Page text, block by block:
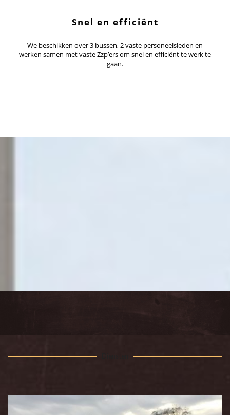
Snel en efficiënt
We beschikken over 3 bussen, 2 vaste personeelsleden en
werken samen met vaste Zzp’ers om snel en efficiënt te werk te
gaan.